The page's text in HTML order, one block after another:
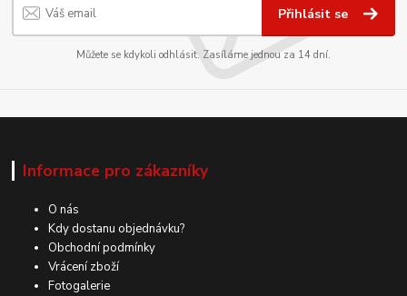
Přihlásit se
Můžete se kdykoli odhlásit. Zasíláme jednou za 14 dní.
Informace pro zákazníky
O nás
Kdy dostanu objednávku?
Obchodní podmínky
Vrácení zboží
Fotogalerie